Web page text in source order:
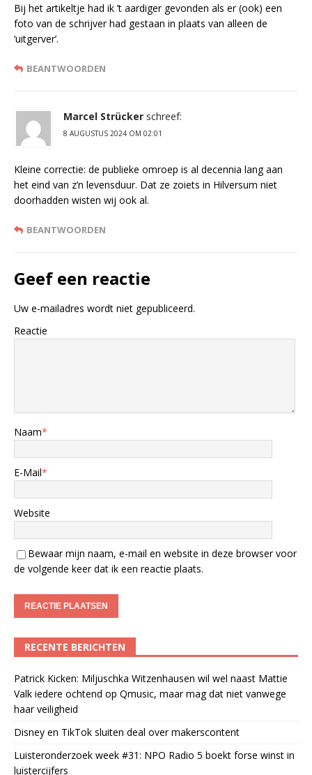
Bij het artikeltje had ik ’t aardiger gevonden als er (ook) een
foto van de schrijver had gestaan in plaats van alleen de
‘uitgerver’.
BEANTWOORDEN
Marcel Strücker schreef:
8 AUGUSTUS 2024 OM 02:01
Kleine correctie: de publieke omroep is al decennia lang aan
het eind van z’n levensduur. Dat ze zoiets in Hilversum niet
doorhadden wisten wij ook al.
BEANTWOORDEN
Geef een reactie
Uw e-mailadres wordt niet gepubliceerd.
Reactie
Naam*
E-Mail*
Website
Bewaar mijn naam, e-mail en website in deze browser voor
de volgende keer dat ik een reactie plaats.
RECENTE BERICHTEN
Patrick Kicken: Miljuschka Witzenhausen wil wel naast Mattie
Valk iedere ochtend op Qmusic, maar mag dat niet vanwege
haar veiligheid
Disney en TikTok sluiten deal over makerscontent
Luisteronderzoek week #31: NPO Radio 5 boekt forse winst in
luistercijfers